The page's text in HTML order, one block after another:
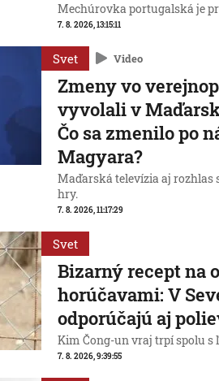
Mechúrovka portugalská je
7. 8. 2026, 13:15:11
Svet Video
Zmeny vo
vyvolali v
Čo sa zmenilo po
Magyara?
Maďarská televízia aj
hry.
7. 8. 2026, 11:17:29
Svet
Bizarný recept na
horúčavami: V
odporúčajú aj
Kim Čong-un vraj trpí spolu s
7. 8. 2026, 9:39:55